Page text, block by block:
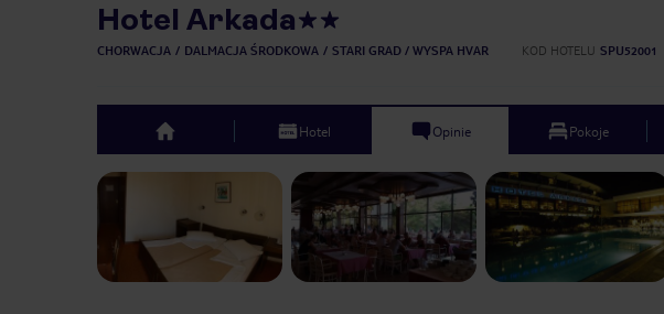
Hotel Arkada
CHORWACJA DALMACJA ŚRODKOWA STARI GRAD / WYSPA HVAR KOD HOTELU SPU52001
top Hotel Opinie Pokoje
Previous slide